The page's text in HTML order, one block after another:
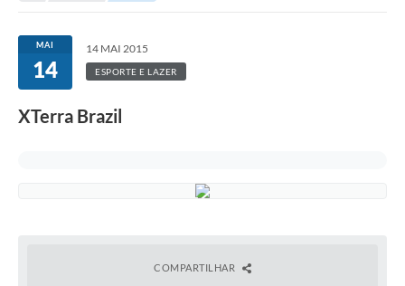
MAI
14
14 MAI 2015
ESPORTE E LAZER
XTerra Brazil
COMPARTILHAR